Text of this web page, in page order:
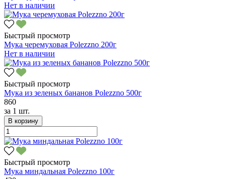
Нет в наличии
Быстрый просмотр
Мука черемуховая Polezzno 200г
Нет в наличии
Быстрый просмотр
Мука из зеленых бананов Polezzno 500г
860
за 1 шт.
В корзину
Быстрый просмотр
Мука миндальная Polezzno 100г